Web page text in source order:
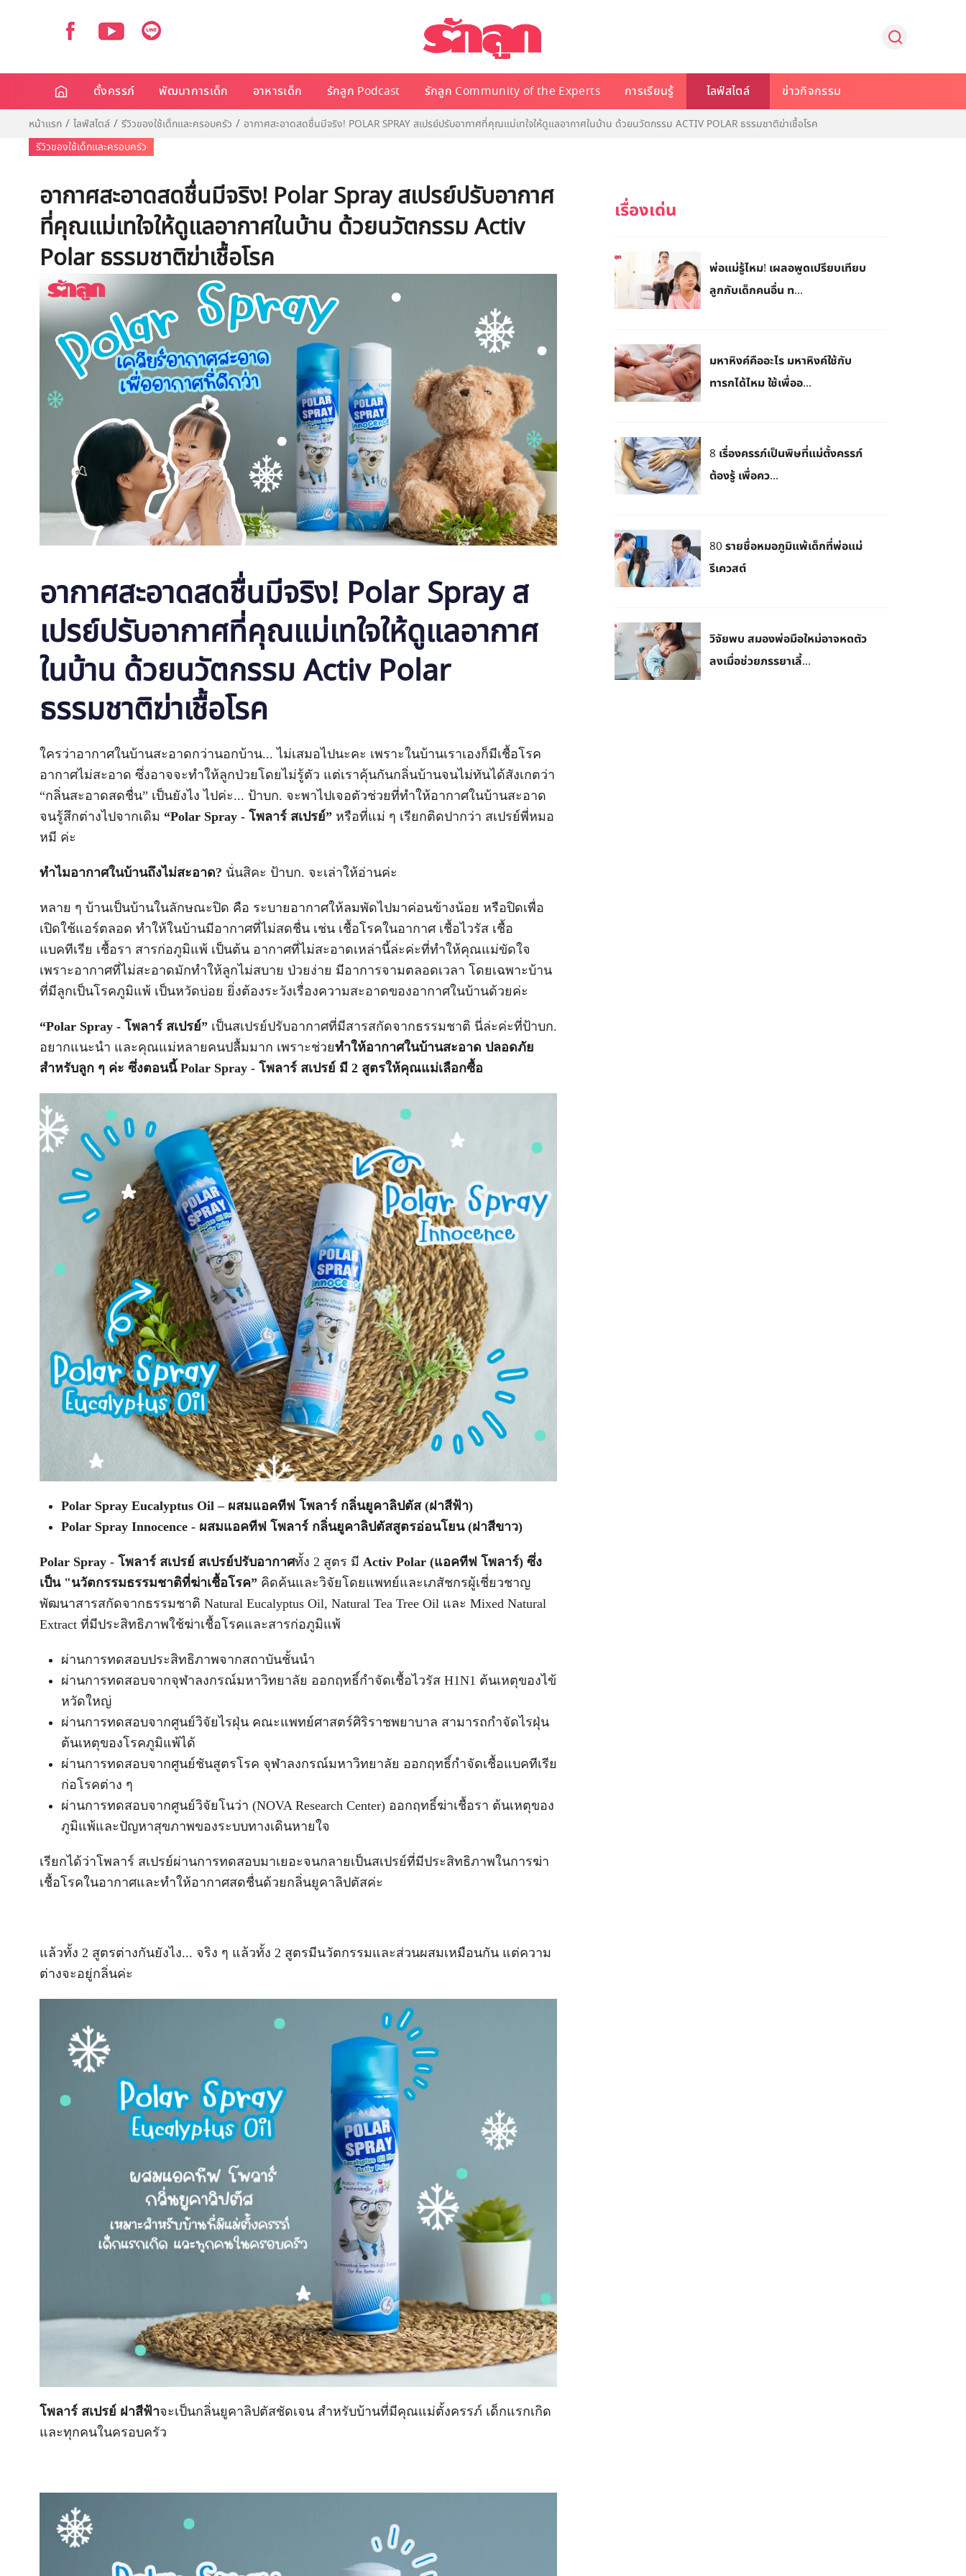
ตั้งครรภ์ พัฒนาการเด็ก อาหารเด็ก รักลูก Podcast รักลูก Community of the Experts การเรียนรู้ ไลฟ์สไตล์ ข่าวกิจกรรม
หน้าแรก ไลฟ์สไตล์ รีวิวของใช้เด็กและครอบครัว
อากาศสะอาดสดชื่นมีจริง! POLAR SPRAY สเปรย์ปรับอากาศที่คุณแม่เทใจให้ดูแลอากาศในบ้าน ด้วยนวัตกรรม ACTIV POLAR ธรรมชาติฆ่าเชื้อโรค
รีวิวของใช้เด็กและครอบครัว
อากาศสะอาดสดชื่นมีจริง! Polar Spray สเปรย์ปรับอากาศ
ที่คุณแม่เทใจให้ดูแลอากาศในบ้าน ด้วยนวัตกรรม Activ
Polar ธรรมชาติฆ่าเชื้อโรค
อากาศสะอาดสดชื่นมีจริง! Polar Spray ส
เปรย์ปรับอากาศที่คุณแม่เทใจให้ดูแลอากาศ
ในบ้าน ด้วยนวัตกรรม Activ Polar
ธรรมชาติฆ่าเชื้อโรค
ใครว่าอากาศในบ้านสะอาดกว่านอกบ้าน... ไม่เสมอไปนะคะ เพราะในบ้านเราเองก็มีเชื้อโรค
อากาศไม่สะอาด ซึ่งอาจจะทำให้ลูกป่วยโดยไม่รู้ตัว แต่เราคุ้นกันกลิ่นบ้านจนไม่ทันได้สังเกตว่า
“กลิ่นสะอาดสดชื่น” เป็นยังไง ไปค่ะ... ป้าบก. จะพาไปเจอตัวช่วยที่ทำให้อากาศในบ้านสะอาด
จนรู้สึกต่างไปจากเดิม “Polar Spray - โพลาร์ สเปรย์” หรือที่แม่ ๆ เรียกติดปากว่า สเปรย์พี่หมอ
หมี ค่ะ
ทำไมอากาศในบ้านถึงไม่สะอาด? นั่นสิคะ ป้าบก. จะเล่าให้อ่านค่ะ
หลาย ๆ บ้านเป็นบ้านในลักษณะปิด คือ ระบายอากาศให้ลมพัดไปมาค่อนข้างน้อย หรือปิดเพื่อ
เปิดใช้แอร์ตลอด ทำให้ในบ้านมีอากาศที่ไม่สดชื่น เช่น เชื้อโรคในอากาศ เชื้อไวรัส เชื้อ
แบคทีเรีย เชื้อรา สารก่อภูมิแพ้ เป็นต้น อากาศที่ไม่สะอาดเหล่านี้ล่ะค่ะที่ทำให้คุณแม่ขัดใจ
เพราะอากาศที่ไม่สะอาดมักทำให้ลูกไม่สบาย ป่วยง่าย มีอาการจามตลอดเวลา โดยเฉพาะบ้าน
ที่มีลูกเป็นโรคภูมิแพ้ เป็นหวัดบ่อย ยิ่งต้องระวังเรื่องความสะอาดของอากาศในบ้านด้วยค่ะ
“Polar Spray - โพลาร์ สเปรย์” เป็นสเปรย์ปรับอากาศที่มีสารสกัดจากธรรมชาติ นี่ล่ะค่ะที่ป้าบก.
อยากแนะนำ และคุณแม่หลายคนปลื้มมาก เพราะช่วยทำให้อากาศในบ้านสะอาด ปลอดภัย
สำหรับลูก ๆ ค่ะ ซึ่งตอนนี้ Polar Spray - โพลาร์ สเปรย์ มี 2 สูตรให้คุณแม่เลือกซื้อ
Polar Spray Eucalyptus Oil – ผสมแอคทีฟ โพลาร์ กลิ่นยูคาลิปตัส (ฝาสีฟ้า)
Polar Spray Innocence - ผสมแอคทีฟ โพลาร์ กลิ่นยูคาลิปตัสสูตรอ่อนโยน (ฝาสีขาว)
Polar Spray - โพลาร์ สเปรย์ สเปรย์ปรับอากาศทั้ง 2 สูตร มี Activ Polar (แอคทีฟ โพลาร์) ซึ่ง
เป็น "นวัตกรรมธรรมชาติที่ฆ่าเชื้อโรค” คิดค้นและวิจัยโดยแพทย์และเภสัชกรผู้เชี่ยวชาญ
พัฒนาสารสกัดจากธรรมชาติ Natural Eucalyptus Oil, Natural Tea Tree Oil และ Mixed Natural
Extract ที่มีประสิทธิภาพใช้ฆ่าเชื้อโรคและสารก่อภูมิแพ้
ผ่านการทดสอบประสิทธิภาพจากสถาบันชั้นนำ
ผ่านการทดสอบจากจุฬาลงกรณ์มหาวิทยาลัย ออกฤทธิ์กำจัดเชื้อไวรัส H1N1 ต้นเหตุของไข้
หวัดใหญ่
ผ่านการทดสอบจากศูนย์วิจัยไรฝุ่น คณะแพทย์ศาสตร์ศิริราชพยาบาล สามารถกำจัดไรฝุ่น
ต้นเหตุของโรคภูมิแพ้ได้
ผ่านการทดสอบจากศูนย์ชันสูตรโรค จุฬาลงกรณ์มหาวิทยาลัย ออกฤทธิ์กำจัดเชื้อแบคทีเรีย
ก่อโรคต่าง ๆ
ผ่านการทดสอบจากศูนย์วิจัยโนว่า (NOVA Research Center) ออกฤทธิ์ฆ่าเชื้อรา ต้นเหตุของ
ภูมิแพ้และปัญหาสุขภาพของระบบทางเดินหายใจ
เรียกได้ว่าโพลาร์ สเปรย์ผ่านการทดสอบมาเยอะจนกลายเป็นสเปรย์ที่มีประสิทธิภาพในการฆ่า
เชื้อโรคในอากาศและทำให้อากาศสดชื่นด้วยกลิ่นยูคาลิปตัสค่ะ
แล้วทั้ง 2 สูตรต่างกันยังไง... จริง ๆ แล้วทั้ง 2 สูตรมีนวัตกรรมและส่วนผสมเหมือนกัน แต่ความ
ต่างจะอยู่กลิ่นค่ะ
โพลาร์ สเปรย์ ฝาสีฟ้าจะเป็นกลิ่นยูคาลิปตัสชัดเจน สำหรับบ้านที่มีคุณแม่ตั้งครรภ์ เด็กแรกเกิด
และทุกคนในครอบครัว
พ่อแม่รู้ไหม! เผลอพูดเปรียบเทียบ
ลูกกับเด็กคนอื่น ท...
มหาหิงค์คืออะไร มหาหิงค์ใช้กับ
ทารกได้ไหม ใช้เพื่ออ...
8 เรื่องครรภ์เป็นพิษที่แม่ตั้งครรภ์
ต้องรู้ เพื่อคว...
80 รายชื่อหมอภูมิแพ้เด็กที่พ่อแม่
รีเควสต์
วิจัยพบ สมองพ่อมือใหม่อาจหดตัว
ลงเมื่อช่วยภรรยาเลี้...